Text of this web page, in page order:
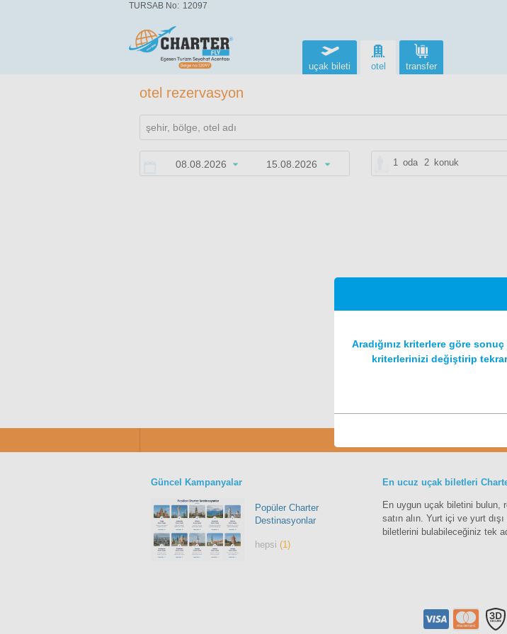
TURSAB No: 12097
uçak bileti otel transfer
otel rezervasyon
1 oda 2 konuk
Güncel Kampanyalar
Popüler Charter
Destinasyonlar
hepsi(1)
En ucuz uçak biletleri
En uygun uçak biletini bulun,
satın alın. Yurt içi ve yurt
biletlerini bulabileceğiniz tek
Aradığınız kriterlere göre
kriterlerinizi değiştirip